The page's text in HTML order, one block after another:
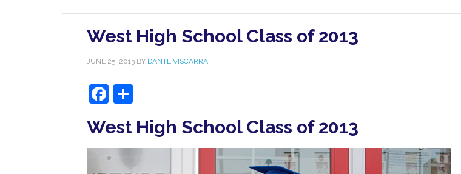
West High School Class of 2013
JUNE 25, 2013 BY DANTE VISCARRA
Facebook
West High School Class of 2013